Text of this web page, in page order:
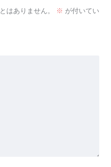
はありません。 ※ が付いてい